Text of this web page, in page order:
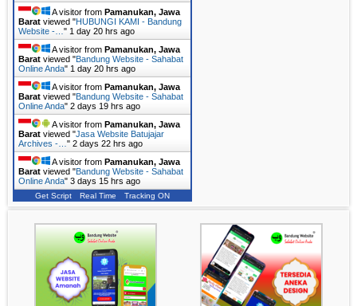
A visitor from Pamanukan, Jawa
Barat viewed "HUBUNGI KAMI - Bandung
Website -… " 1 day 20 hrs ago
A visitor from Pamanukan, Jawa
Barat viewed "Bandung Website - Sahabat
Online Anda" 1 day 20 hrs ago
A visitor from Pamanukan, Jawa
Barat viewed "Bandung Website - Sahabat
Online Anda" 2 days 19 hrs ago
A visitor from Pamanukan, Jawa
Barat viewed "Jasa Website Batujajar
Archives -… " 2 days 22 hrs ago
A visitor from Pamanukan, Jawa
Barat viewed "Bandung Website - Sahabat
Online Anda" 3 days 15 hrs ago
Get Script Real Time Tracking ON